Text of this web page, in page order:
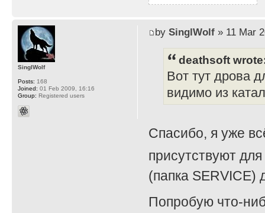
by SinglWolf» 11 Mar
deathsoft
Вот тут дрова
видимо из
Спасибо, я уже
присутствуют
(папка SERVICE)
Попробую что-
SinglWolf
Posts: 168
Joined: 01 Feb 2009, 16:16
Group: Registered users